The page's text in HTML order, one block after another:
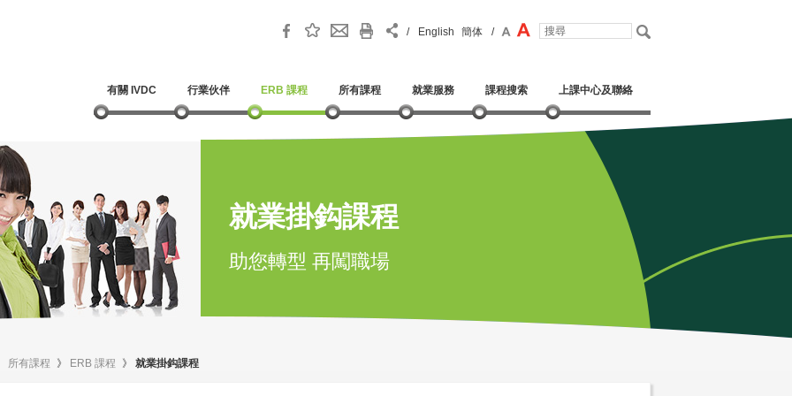
/ English 簡体 /
有關 IVDC 行業伙伴 ERB 課程 所有課程 就業服務 課程搜索 上課中心及聯絡
就業掛鈎課程
助您轉型 再闖職場
所有課程 》 ERB 課程 》 就業掛鈎課程